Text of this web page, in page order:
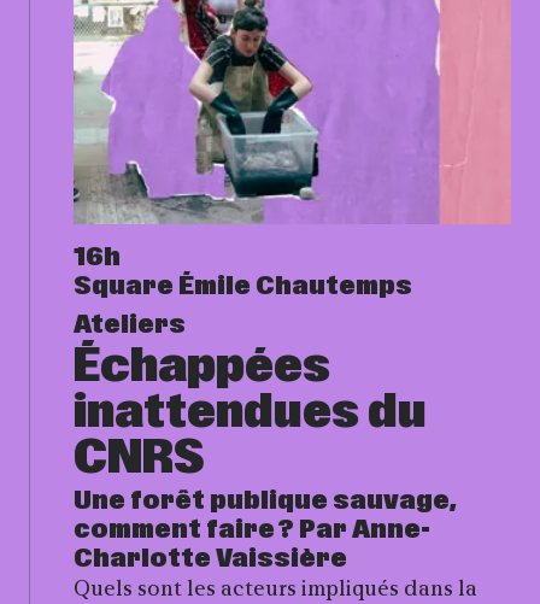
Échappées
inattendues du
CNRS
Une forêt publique sauvage,
comment faire ? Par Anne-
Charlotte Vaissière
16h
Square Émile Chautemps
Quels sont les acteurs impliqués dans la
Ateliers